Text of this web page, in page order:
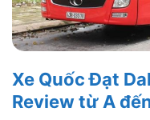
Xe Quốc Đạt
Review từ A